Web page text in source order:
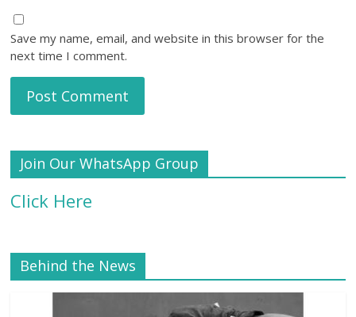
Save my name, email, and website in this browser for the
next time I comment.
Join Our WhatsApp Group
Click Here
Behind the News